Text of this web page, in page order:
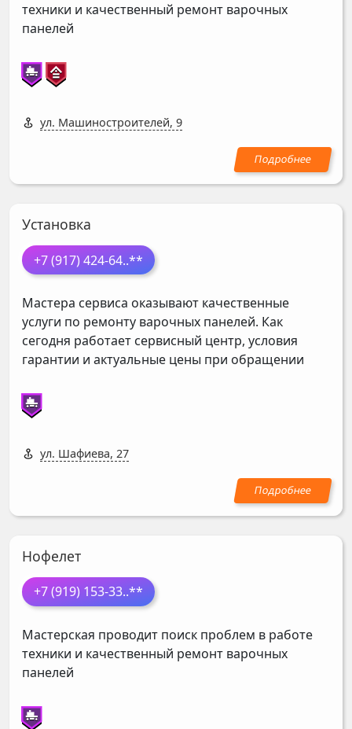
техники и качественный ремонт варочных
панелей
ул. Машиностроителей, 9
Установка
+7 (917) 424-64..**
Мастера сервиса оказывают качественные
услуги по ремонту варочных панелей. Как
сегодня работает сервисный центр, условия
гарантии и актуальные цены при обращении
ул. Шафиева, 27
Нофелет
+7 (919) 153-33..**
Мастерская проводит поиск проблем в работе
техники и качественный ремонт варочных
панелей